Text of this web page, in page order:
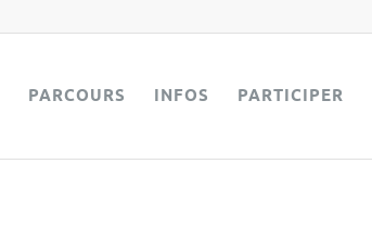
PARCOURS INFOS PARTICIPER